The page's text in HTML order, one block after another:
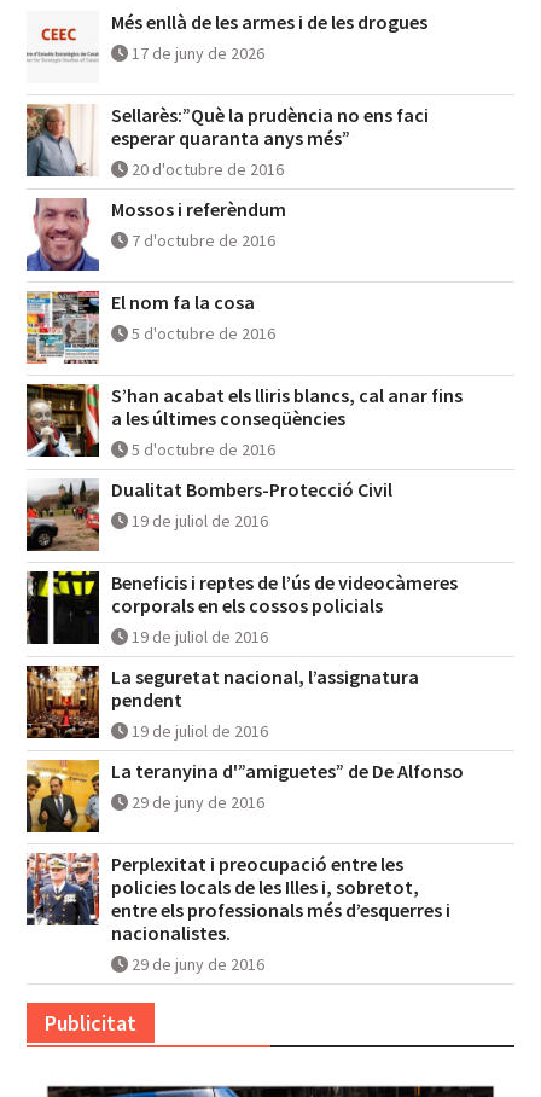
Més enllà de les armes i de les drogues
17 de juny de 2026
Sellarès:”Què la prudència no ens faci
esperar quaranta anys més”
20 d'octubre de 2016
Mossos i referèndum
7 d'octubre de 2016
El nom fa la cosa
5 d'octubre de 2016
S’han acabat els lliris blancs, cal anar fins
a les últimes conseqüències
5 d'octubre de 2016
Dualitat Bombers-Protecció Civil
19 de juliol de 2016
Beneficis i reptes de l’ús de videocàmeres
corporals en els cossos policials
19 de juliol de 2016
La seguretat nacional, l’assignatura
pendent
19 de juliol de 2016
La teranyina d'”amiguetes” de De Alfonso
29 de juny de 2016
Perplexitat i preocupació entre les
policies locals de les Illes i, sobretot,
entre els professionals més d’esquerres i
nacionalistes.
29 de juny de 2016
Publicitat